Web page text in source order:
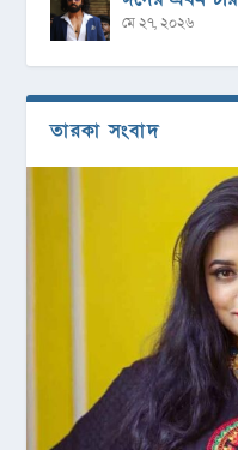
মে ২৭, ২০২৬
তারকা সংবাদ